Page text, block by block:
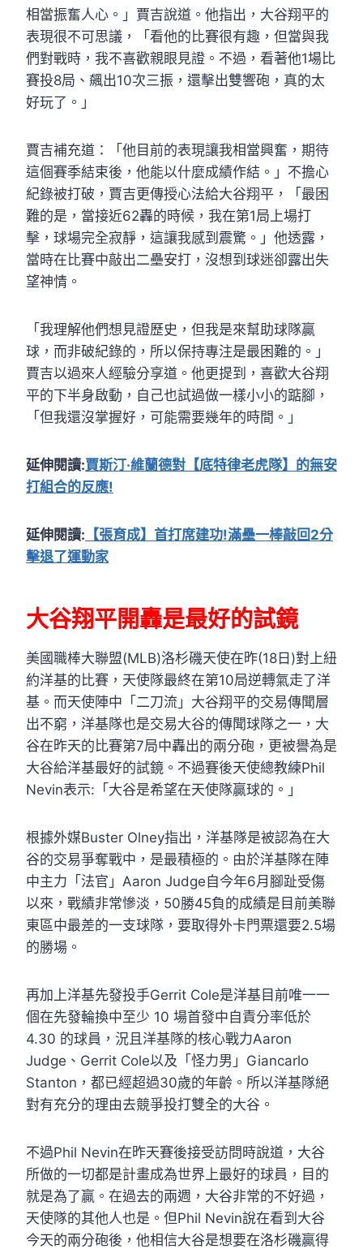
相當振奮人心。」賈吉說道。他指出，大谷翔平的
表現很不可思議，「看他的比賽很有趣，但當與我
們對戰時，我不喜歡親眼見證。不過，看著他1場比
賽投8局、飆出10次三振，還擊出雙響砲，真的太
好玩了。」
賈吉補充道：「他目前的表現讓我相當興奮，期待
這個賽季結束後，他能以什麼成績作結。」不擔心
紀錄被打破，賈吉更傳授心法給大谷翔平，「最困
難的是，當接近62轟的時候，我在第1局上場打
擊，球場完全寂靜，這讓我感到震驚。」他透露，
當時在比賽中敲出二壘安打，沒想到球迷卻露出失
望神情。
「我理解他們想見證歷史，但我是來幫助球隊贏
球，而非破紀錄的，所以保持專注是最困難的。」
賈吉以過來人經驗分享道。他更提到，喜歡大谷翔
平的下半身啟動，自己也試過做一樣小小的踮腳，
「但我還沒掌握好，可能需要幾年的時間。」
延伸閱讀:賈斯汀·維蘭德對【底特律老虎隊】的無安
打組合的反應!
延伸閱讀: 【張育成】首打席建功!滿壘一棒敲回2分
擊退了運動家
大谷翔平開轟是最好的試鏡
美國職棒大聯盟(MLB)洛杉磯天使在昨(18日)對上紐
約洋基的比賽，天使隊最終在第10局逆轉氣走了洋
基。而天使陣中「二刀流」大谷翔平的交易傳聞層
出不窮，洋基隊也是交易大谷的傳聞球隊之一，大
谷在昨天的比賽第7局中轟出的兩分砲，更被譽為是
大谷給洋基最好的試鏡。不過賽後天使總教練Phil
Nevin表示:「大谷是希望在天使隊贏球的。」
根據外媒Buster Olney指出，洋基隊是被認為在大
谷的交易爭奪戰中，是最積極的。由於洋基隊在陣
中主力「法官」Aaron Judge自今年6月腳趾受傷
以來，戰績非常慘淡，50勝45負的成績是目前美聯
東區中最差的一支球隊，要取得外卡門票還要2.5場
的勝場。
再加上洋基先發投手Gerrit Cole是洋基目前唯一一
個在先發輪換中至少 10 場首發中自責分率低於
4.30 的球員，況且洋基隊的核心戰力Aaron
Judge、Gerrit Cole以及「怪力男」Giancarlo
Stanton，都已經超過30歲的年齡。所以洋基隊絕
對有充分的理由去競爭投打雙全的大谷。
不過Phil Nevin在昨天賽後接受訪問時說道，大谷
所做的一切都是計畫成為世界上最好的球員，目的
就是為了贏。在過去的兩週，大谷非常的不好過，
天使隊的其他人也是。但Phil Nevin說在看到大谷
今天的兩分砲後，他相信大谷是想要在洛杉磯贏得